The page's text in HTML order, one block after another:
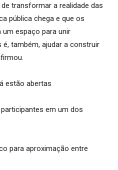
transformar a realidade das
pública chega e que os
um espaço para unir
também, ajudar a construir
em um dos
para aproximação entre